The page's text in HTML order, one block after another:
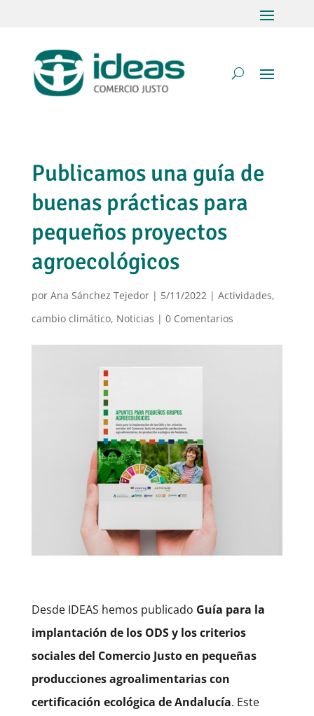
Publicamos una guía de
buenas prácticas para
pequeños proyectos
agroecológicos
por Ana Sánchez Tejedor| 5/11/2022 | Actividades,
cambio climático, Noticias | 0 Comentarios
Desde IDEAS hemos publicado Guía para la
implantación de los ODS y los criterios
sociales del Comercio Justo en pequeñas
producciones agroalimentarias con
certificación ecológica de Andalucía. Este